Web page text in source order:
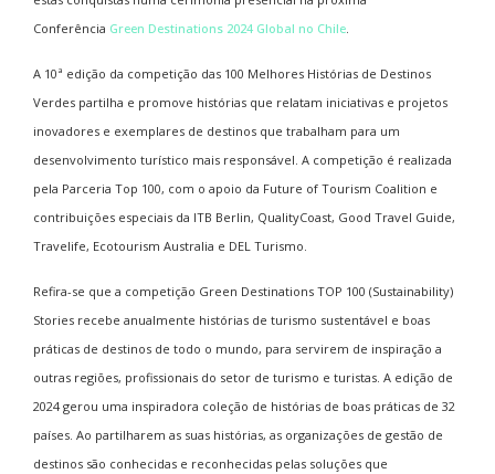
Conferência Green Destinations 2024 Global no Chile.
A 10ª edição da competição das 100 Melhores Histórias de Destinos
Verdes partilha e promove histórias que relatam iniciativas e projetos
inovadores e exemplares de destinos que trabalham para um
desenvolvimento turístico mais responsável. A competição é realizada
pela Parceria Top 100, com o apoio da Future of Tourism Coalition e
contribuições especiais da ITB Berlin, QualityCoast, Good Travel Guide,
Travelife, Ecotourism Australia e DEL Turismo.
Refira-se que a competição Green Destinations TOP 100 (Sustainability)
Stories recebe anualmente histórias de turismo sustentável e boas
práticas de destinos de todo o mundo, para servirem de inspiração a
outras regiões, profissionais do setor de turismo e turistas. A edição de
2024 gerou uma inspiradora coleção de histórias de boas práticas de 32
países. Ao partilharem as suas histórias, as organizações de gestão de
destinos são conhecidas e reconhecidas pelas soluções que